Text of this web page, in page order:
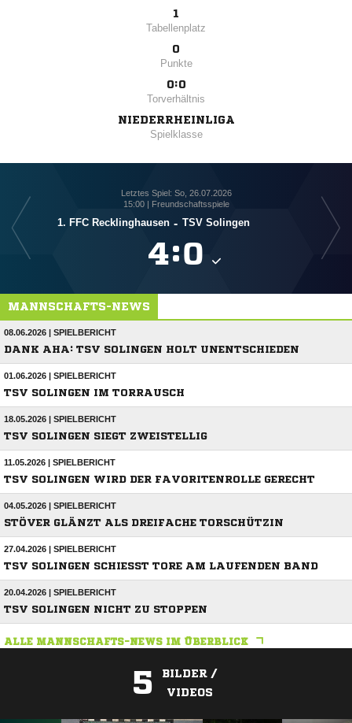
1
Tabellenplatz
0
Punkte
0:0
Torverhältnis
NIEDERRHEINLIGA
Spielklasse
Letztes Spiel: So, 26.07.2026
15:00 | Freundschaftsspiele
1. FFC Recklinghausen - TSV Solingen
:
MANNSCHAFTS-NEWS
08.06.2026 | SPIELBERICHT
DANK AHA: TSV SOLINGEN HOLT UNENTSCHIEDEN
01.06.2026 | SPIELBERICHT
TSV SOLINGEN IM TORRAUSCH
18.05.2026 | SPIELBERICHT
TSV SOLINGEN SIEGT ZWEISTELLIG
11.05.2026 | SPIELBERICHT
TSV SOLINGEN WIRD DER FAVORITENROLLE GERECHT
04.05.2026 | SPIELBERICHT
STÖVER GLÄNZT ALS DREIFACHE TORSCHÜTZIN
27.04.2026 | SPIELBERICHT
TSV SOLINGEN SCHIESST TORE AM LAUFENDEN BAND
20.04.2026 | SPIELBERICHT
TSV SOLINGEN NICHT ZU STOPPEN
ALLE MANNSCHAFTS-NEWS IM ÜBERBLICK
5
BILDER /
VIDEOS